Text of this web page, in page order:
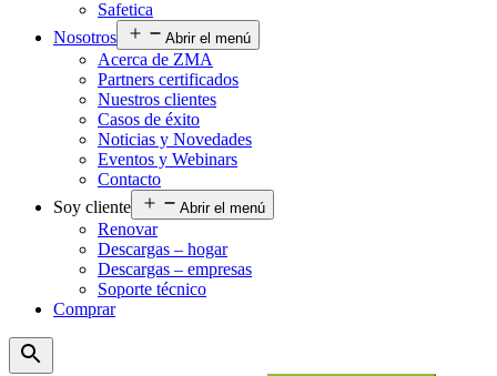
Safetica
Nosotros
Abrir el menú
Acerca de ZMA
Partners certificados
Nuestros clientes
Casos de éxito
Noticias y Novedades
Eventos y Webinars
Contacto
Soy cliente
Abrir el menú
Renovar
Descargas – hogar
Descargas – empresas
Soporte técnico
Comprar